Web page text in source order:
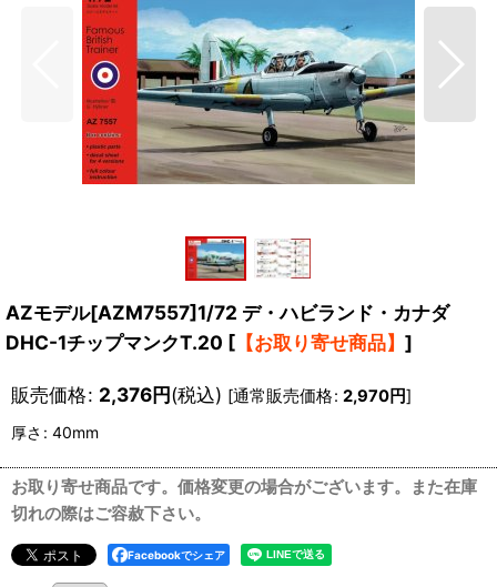
AZモデル[AZM7557]1/72 デ・ハビランド・カナダ
DHC-1チップマンクT.20 [ 【お取り寄せ商品】 ]
販売価格: 2,376円(税込) [通常販売価格: 2,970円]
厚さ : 40mm
お取り寄せ商品です。価格変更の場合がございます。また在庫
切れの際はご容赦下さい。
Facebookでシェア